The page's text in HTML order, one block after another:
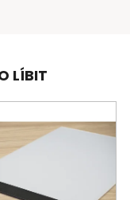
LÍBIT